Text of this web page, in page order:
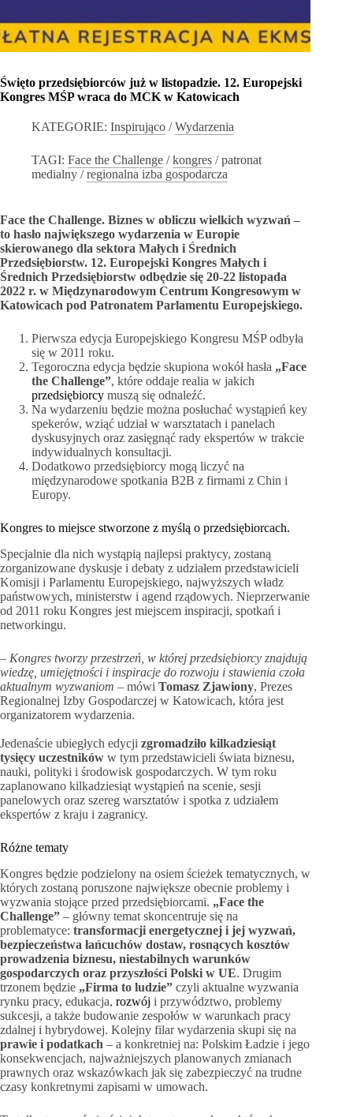
Święto przedsiębiorców już w listopadzie. 12. Europejski
Kongres MŚP wraca do MCK w Katowicach
KATEGORIE: Inspirująco /Wydarzenia
TAGI: Face the Challenge /kongres /patronat
medialny /regionalna izba gospodarcza
Face the Challenge. Biznes w obliczu wielkich wyzwań –
to hasło największego wydarzenia w Europie
skierowanego dla sektora Małych i Średnich
Przedsiębiorstw. 12. Europejski Kongres Małych i
Średnich Przedsiębiorstw odbędzie się 20-22 listopada
2022 r. w Międzynarodowym Centrum Kongresowym w
Katowicach pod Patronatem Parlamentu Europejskiego.
Pierwsza edycja Europejskiego Kongresu MŚP odbyła
się w 2011 roku.
Tegoroczna edycja będzie skupiona wokół hasła „Face
the Challenge”, które oddaje realia w jakich
przedsiębiorcy muszą się odnaleźć.
Na wydarzeniu będzie można posłuchać wystąpień key
spekerów, wziąć udział w warsztatach i panelach
dyskusyjnych oraz zasięgnąć rady ekspertów w trakcie
indywidualnych konsultacji.
Dodatkowo przedsiębiorcy mogą liczyć na
międzynarodowe spotkania B2B z firmami z Chin i
Europy.
Kongres to miejsce stworzone z myślą o przedsiębiorcach.
Specjalnie dla nich wystąpią najlepsi praktycy, zostaną
zorganizowane dyskusje i debaty z udziałem przedstawicieli
Komisji i Parlamentu Europejskiego, najwyższych władz
państwowych, ministerstw i agend rządowych. Nieprzerwanie
od 2011 roku Kongres jest miejscem inspiracji, spotkań i
networkingu.
– Kongres tworzy przestrzeń, w której przedsiębiorcy znajdują
wiedzę, umiejętności i inspiracje do rozwoju i stawienia czoła
aktualnym wyzwaniom – mówi Tomasz Zjawiony, Prezes
Regionalnej Izby Gospodarczej w Katowicach, która jest
organizatorem wydarzenia.
Jedenaście ubiegłych edycji zgromadziło kilkadziesiąt
tysięcy uczestników w tym przedstawicieli świata biznesu,
nauki, polityki i środowisk gospodarczych. W tym roku
zaplanowano kilkadziesiąt wystąpień na scenie, sesji
panelowych oraz szereg warsztatów i spotka z udziałem
ekspertów z kraju i zagranicy.
Różne tematy
Kongres będzie podzielony na osiem ścieżek tematycznych, w
których zostaną poruszone największe obecnie problemy i
wyzwania stojące przed przedsiębiorcami. „Face the
Challenge” – główny temat skoncentruje się na
problematyce: transformacji energetycznej i jej wyzwań,
bezpieczeństwa łańcuchów dostaw, rosnących kosztów
prowadzenia biznesu, niestabilnych warunków
gospodarczych oraz przyszłości Polski w UE. Drugim
trzonem będzie „Firma to ludzie” czyli aktualne wyzwania
rynku pracy, edukacja, rozwój i przywództwo, problemy
sukcesji, a także budowanie zespołów w warunkach pracy
zdalnej i hybrydowej. Kolejny filar wydarzenia skupi się na
prawie i podatkach – a konkretniej na: Polskim Ładzie i jego
konsekwencjach, najważniejszych planowanych zmianach
prawnych oraz wskazówkach jak się zabezpieczyć na trudne
czasy konkretnymi zapisami w umowach.